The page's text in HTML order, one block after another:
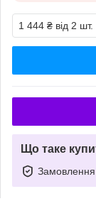
1 444 ₴ від 2 шт.
Що таке
Замовлення